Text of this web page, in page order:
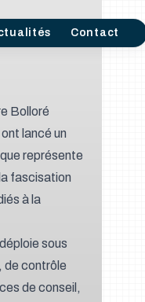
Bolloré
lancé un
représente
fascisation
à la
sous
de contrôle
de conseil,
Contact